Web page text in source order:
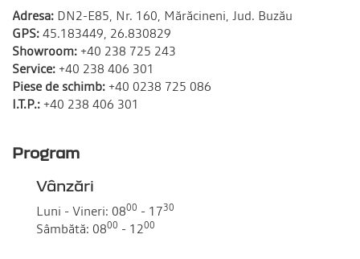
Adresa: DN2-E85, Nr. 160, Mărăcineni, Jud. Buzău
GPS:45.183449, 26.830829
Showroom: +40 238 725 243
Service: +40 238 406 301
Piese de schimb: +40 0238 725 086
I.T.P.: +40 238 406 301
Program
Vânzări
Luni - Vineri: 0800 - 1730
Sâmbătă: 0800 - 1200